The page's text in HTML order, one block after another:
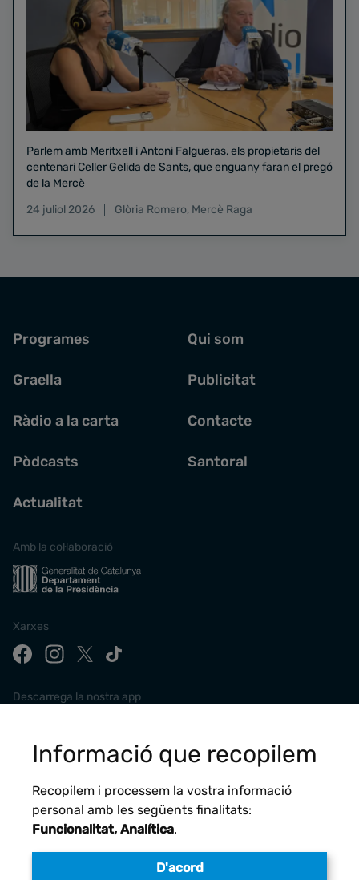
Parlem amb Meritxell i Antoni Falgueras, els propietaris del
centenari Celler Gelida de Sants, que enguany faran el pregó
de la Mercè
24 juliol 2026
Glòria Romero, Mercè Raga
Programes
Graella
Ràdio a la carta
Pòdcasts
Actualitat
Qui som
Publicitat
Contacte
Santoral
Amb la col·laboració
Xarxes
Descarrega la nostra app
Informació que recopilem
Recopilem i processem la vostra informació
personal amb les següents finalitats:
Funcionalitat, Analítica.
D'acord